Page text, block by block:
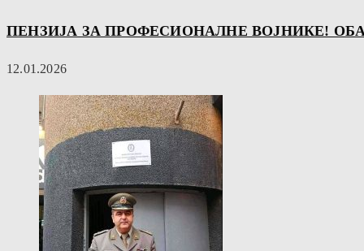
ПЕНЗИЈА ЗА ПРОФЕСИОНАЛНЕ ВОЈНИКЕ!
12.01.2026